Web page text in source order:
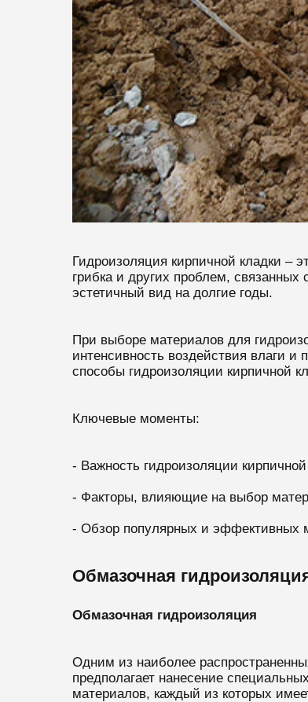
Гидроизоляция кирпичной кладки –
грибка и других проблем,
эстетичный вид на долгие годы.
При выборе материалов для
интенсивность воздействия влаги
способы гидроизоляции кирпичной
Ключевые моменты:
- Важность гидроизоляции кирпичной
- Факторы, влияющие на выбор
- Обзор популярных и эффективных
Обмазочная
Обмазочная гидроизоляция
Одним из наиболее
предполагает нанесение
материалов, каждый из которых